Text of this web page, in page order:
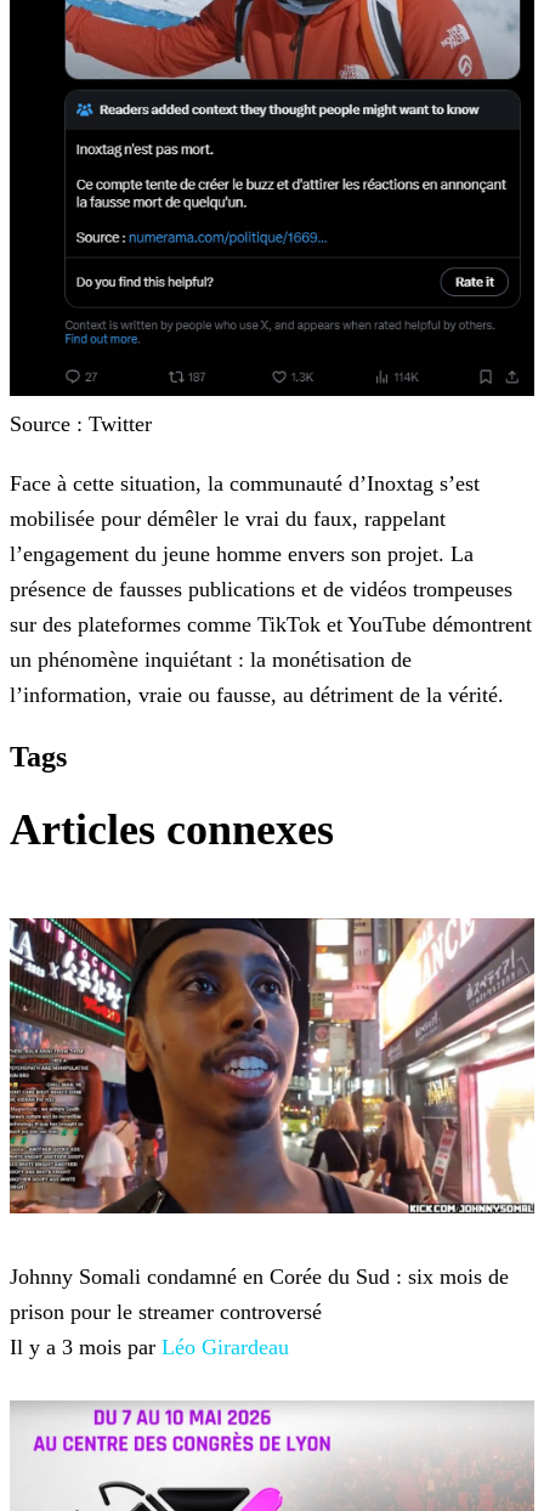
Source : Twitter
Face à cette situation, la communauté d’Inoxtag s’est
mobilisée pour démêler le vrai du faux, rappelant
l’engagement du jeune homme envers son projet. La
présence de fausses publications et de vidéos trompeuses
sur des plateformes comme TikTok et YouTube démontrent
un phénomène inquiétant : la monétisation de
l’information, vraie ou fausse, au détriment de la vérité.
Tags
Articles connexes
Johnny Somali condamné en Corée du Sud : six mois de
prison pour le streamer controversé
Il y a 3 mois par Léo Girardeau